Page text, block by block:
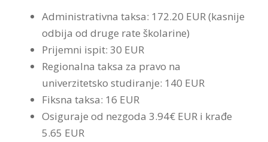
Administrativna taksa: 172.20 EUR (kasnije
odbija od druge rate školarine)
Prijemni ispit: 30 EUR
Regionalna taksa za pravo na
univerzitetsko studiranje: 140 EUR
Fiksna taksa: 16 EUR
Osiguraje od nezgoda 3.94€ EUR i krađe
5.65 EUR